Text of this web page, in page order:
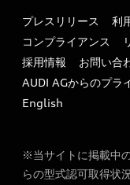
ファイナンス
キャンペーン / イベ
買取査定
リサイクル法
よくある質問（FAQ）
プレスリリース 利
コンプライアンス
採用情報
お問い合
AUDI AGからのプラ
English
※当サイトに掲載中
らの型式認可取得状